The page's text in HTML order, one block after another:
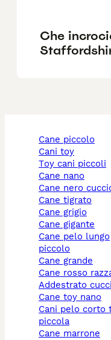
Che
cane piccolo
cani toy
toy cani piccoli
cane nano
cane nero
cane tigrato
cane grigio
cane gigante
cane pelo lungo
piccolo
cane grande
cane rosso
addestrato
cane toy nano
cani pelo corto taglia
piccola
cane marrone